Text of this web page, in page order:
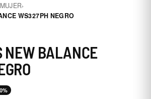
›
WS327PH NEGRO
BALANCE